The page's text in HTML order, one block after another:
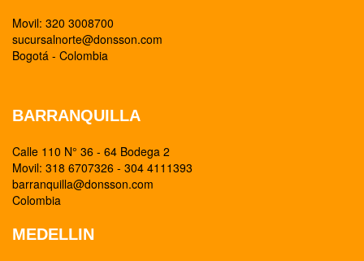
Movil: 320 3008700
sucursalnorte@donsson.com
Bogotá - Colombia
BARRANQUILLA
Calle 110 N° 36 - 64 Bodega 2
Movil: 318 6707326 - 304 4111393
barranquilla@donsson.com
Colombia
MEDELLIN